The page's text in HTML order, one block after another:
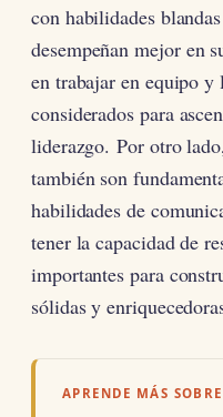
con habilidades
desempeñan mejor en
en trabajar en equipo
considerados para
liderazgo. Por otro
también son
habilidades de
tener la capacidad de
importantes para
sólidas y
APRENDE MÁS